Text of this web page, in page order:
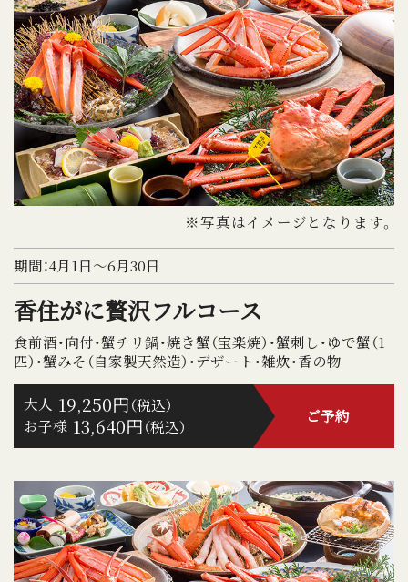
※写真はイメージとなります。
期間：4月1日～6月30日
香住がに贅沢フルコース
食前酒・向付・蟹チリ鍋・焼き蟹（宝楽焼）・蟹刺し・ゆで蟹（1
匹）・蟹みそ（自家製天然造）・デザート・雑炊・香の物
ご予約
大人 19,250円（税込）
お子様 13,640円（税込）